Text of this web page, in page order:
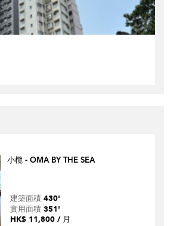
小欖 - OMA BY THE SEA
建築面積 430'
實用面積 351'
HK$ 11,800 / 月